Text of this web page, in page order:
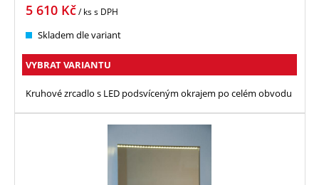
5 610 Kč/ kss DPH
Skladem dle variant
VYBRAT VARIANTU
Kruhové zrcadlo s LED podsvíceným okrajem po celém obvodu